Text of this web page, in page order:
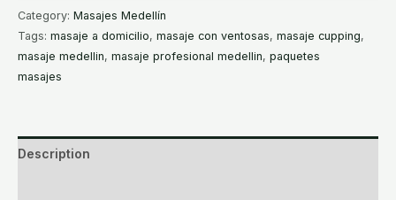
Rionegro
Llanogrande
quantity
Category: Masajes Medellín
Tags: masaje a domicilio, masaje con ventosas, masaje cupping,
masaje medellin, masaje profesional medellin, paquetes
masajes
Description